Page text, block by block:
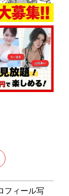
フィール写